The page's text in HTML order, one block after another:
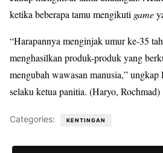
ketika beberapa tamu mengikuti game
“Harapannya menginjak umur ke-35
menghasilkan produk-produk yang
mengubah wawasan manusia,”
selaku ketua panitia. (Haryo, Rochmad)
Categories: KENTINGAN